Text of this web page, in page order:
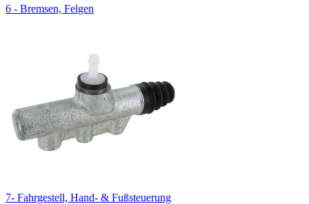
6 - Bremsen, Felgen
7- Fahrgestell, Hand- & Fußsteuerung